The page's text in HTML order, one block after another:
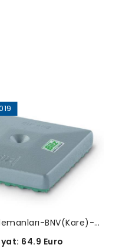
Seviyeleme Elemanları-BNV(Kare)-08-0019
64.9 Euro